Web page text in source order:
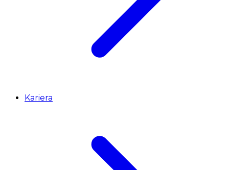
Kariera